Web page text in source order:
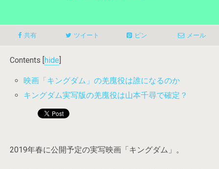
共有 ツイート ピン メール
Contents [hide]
映画「キングダム」の羌廆役は誰になるのか
キングダム実写版の羌廆役は山本千尋で確定？
2019年春に公開予定の実写映画「キングダム」。